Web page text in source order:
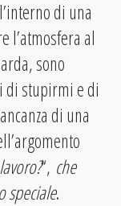
di una
l’atmosfera al
sono
di stupirmi e di
di una
“, che
speciale.